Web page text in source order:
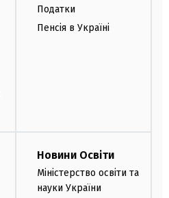
Податки
Пенсія в Україні
Новини Освіти
Міністерство освіти та
науки України